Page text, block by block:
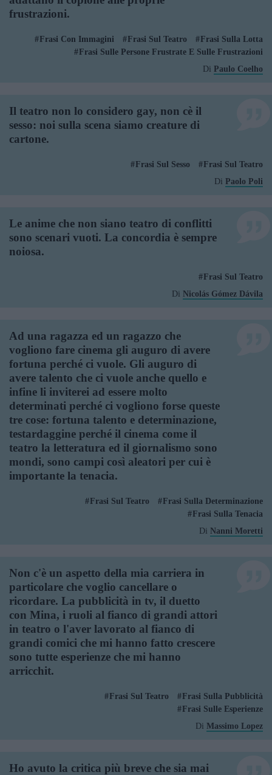
frustrazioni.
Frasi Con Immagini Frasi Sul Teatro
Frasi Sulla Lotta
Frasi Sulle Persone Frustrate E Sulle Frustrazioni
Di Paulo Coelho
Il teatro non lo considero gay, non cè il
sesso: noi sulla scena siamo creature di
cartone.
Frasi Sul Sesso
Frasi Sul Teatro
Di Paolo Poli
Le anime che non siano teatro di conflitti
sono scenari vuoti. La concordia è sempre
noiosa.
Frasi Sul Teatro
Di Nicolás Gómez Dávila
Ad una ragazza ed un ragazzo che
vogliono fare cinema gli auguro di avere
fortuna perché ci vuole. Gli auguro di
avere talento che ci vuole anche quello e
infine li inviterei ad essere molto
determinati perché ci vogliono forse queste
tre cose: fortuna talento e determinazione,
testardaggine perché il cinema come il
teatro la letteratura ed il giornalismo sono
mondi, sono campi così aleatori per cui è
importante la tenacia.
Frasi Sul Teatro
Frasi Sulla Determinazione
Frasi Sulla Tenacia
Di Nanni Moretti
Non c'è un aspetto della mia carriera in
particolare che voglio cancellare o
ricordare. La pubblicità in tv, il duetto
con Mina, i ruoli al fianco di grandi attori
in teatro o l'aver lavorato al fianco di
grandi comici che mi hanno fatto crescere
sono tutte esperienze che mi hanno
arricchit.
Frasi Sul Teatro
Frasi Sulla Pubblicità
Frasi Sulle Esperienze
Di Massimo Lopez
Ho avuto la critica più breve che sia mai